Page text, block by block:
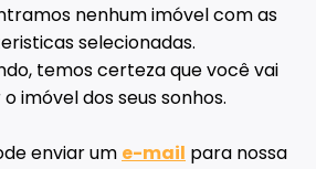
nenhum imóvel com as
selecionadas.
temos certeza que você vai
imóvel dos seus sonhos.
enviar um e-mail para nossa